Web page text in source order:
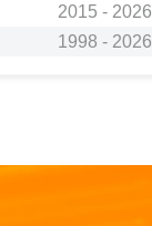
2015 - 2026
1998 - 2026